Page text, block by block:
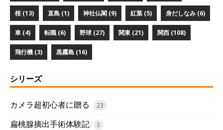
桜 (13) 直島 (1) 神社仏閣 (9) 紅葉 (5) 身だしなみ (6)
車 (4) 転職 (6) 野球 (27) 関東 (21) 関西 (108)
飛行機 (3) 黒霧島 (16)
シリーズ
カメラ超初心者に贈る 23
扁桃腺摘出手術体験記 3